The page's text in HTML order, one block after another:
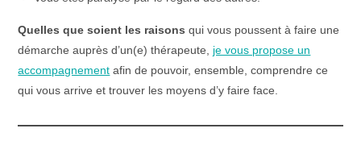
Quelles que soient les raisons qui vous poussent à faire une
démarche auprès d’un(e) thérapeute, je vous propose un
accompagnement afin de pouvoir, ensemble, comprendre ce
qui vous arrive et trouver les moyens d’y faire face.